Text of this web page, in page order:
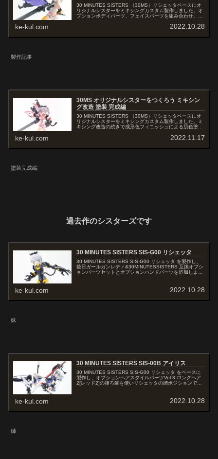
30 MINUTES SISTERS （30MS）リシェッタベースにオ
リジナルシスターをミキシングカスタム製作しました。オ
プションボディパーツ、フェイスパーツを組み合わせ、ヘ
造しています。武装はカスタマイズウェポン、ステルスア
カスタマイズ 30ms 改造レシピ 30ms 30mm ミキシング
ke-kul.com 2022.10.28
製作記事
30MS オリジナルシスターをつくろう ミキシン
グ改造 塗装 完成編
30 MINUTES SISTERS （30MS）リシェッタベースにオ
リジナルシスターをミキシングカスタム製作しました。ミ
キシング改造の続きで成形色フィニッシュによる肌色塗
ションボディパーツ、フェイスパーツを組み合わせ、ヘア
しています。武装はカスタマイズウェポン、ステルスアー
ke-kul.com 2022.11.17
塗装完成編
過去作のシスターズです
30 MINUTES SISTERS SIS-G00 リシェッタ
30 MINUTES SISTERS SIS-G00 リシェッタ を製作し、
後日ガールガンレディ&30MINUTESSISTERS 互換オプシ
ョンパーツセットとオプションハンドパーツを追加しまし
ke-kul.com 2022.10.28
妹
30 MINUTES SISTERS SIS-00B アイリス
30 MINUTES SISTERS SIS-G00 リシェッタ をベースに
製作し、オプションヘアスタイルパーツVol.3 ロングヘア
2[レッド2]の後ろ髪を使いリシェッタの姉ポジションで製
ke-kul.com 2022.10.28
姉